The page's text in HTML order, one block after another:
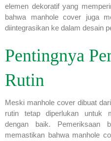
elemen dekoratif yang
bahwa manhole cover juga
diintegrasikan ke dalam desain
Pentingnya
Rutin
Meski manhole cover dibuat
rutin tetap diperlukan untuk
dengan baik. Pemeriksaan
memastikan bahwa manhole